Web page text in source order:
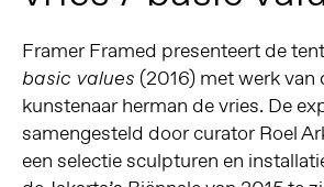
Framer Framed presenteert de
basic values (2016) met werk van
kunstenaar herman de vries. De
samengesteld door curator Roel
een selectie sculpturen en